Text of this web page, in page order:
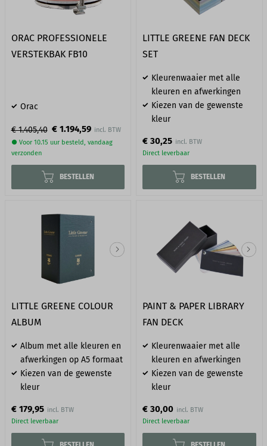
ORAC PROFESSIONELE
VERSTEKBAK FB10
Orac
€ 1.405,40 € 1.194,59
● Voor 10.15 uur besteld, vandaag
verzonden
BESTELLEN
LITTLE GREENE FAN DECK
SET
Kleurenwaaier met alle
kleuren en afwerkingen
Kiezen van de gewenste
kleur
€ 30,25
Direct leverbaar
BESTELLEN
LITTLE GREENE COLOUR
ALBUM
Album met alle kleuren en
afwerkingen op A5 formaat
Kiezen van de gewenste
kleur
€ 179,95
Direct leverbaar
PAINT & PAPER LIBRARY
FAN DECK
Kleurenwaaier met alle
kleuren en afwerkingen
Kiezen van de gewenste
kleur
€ 30,00
Direct leverbaar